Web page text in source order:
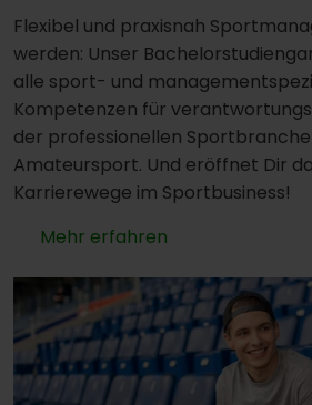
Flexibel und praxisnah
werden: Unser
alle sport- und
Kompetenzen für
der professionellen
Amateursport. Und eröffnet Dir
Karrierewege im Sportbusiness!
Mehr erfahren